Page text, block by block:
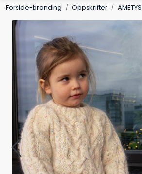
Forside-branding Oppskrifter
Kolleksjoner
Pinner og tilbehør
Gavekort
Outlet